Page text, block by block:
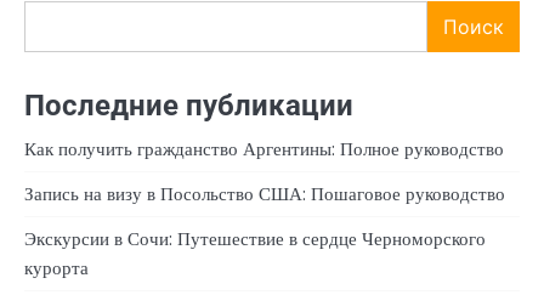
Поиск
Последние публикации
Как получить гражданство Аргентины: Полное руководство
Запись на визу в Посольство США: Пошаговое руководство
Экскурсии в Сочи: Путешествие в сердце Черноморского
курорта